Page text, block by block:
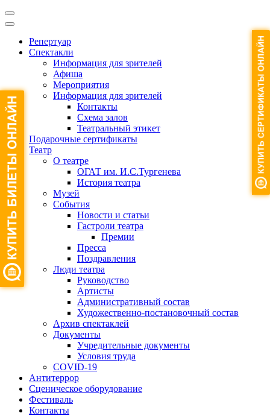
Репертуар
Спектакли
Информация для зрителей
Афиша
Мероприятия
Информация для зрителей
Контакты
Схема залов
Театральный этикет
Подарочные сертификаты
Театр
О театре
ОГАТ им. И.С.Тургенева
История театра
Музей
События
Новости и статьи
Гастроли театра
Премии
Пресса
Поздравления
Люди театра
Руководство
Артисты
Административный состав
Художественно-постановочный состав
Архив спектаклей
Документы
Учредительные документы
Условия труда
COVID-19
Антитеррор
Сценическое оборудование
Фестиваль
Контакты